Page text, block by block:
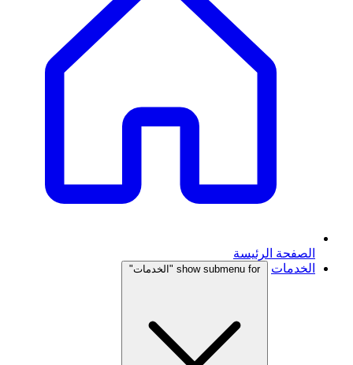
الصفحة الرئيسة
الخدمات
show submenu for "الخدمات"